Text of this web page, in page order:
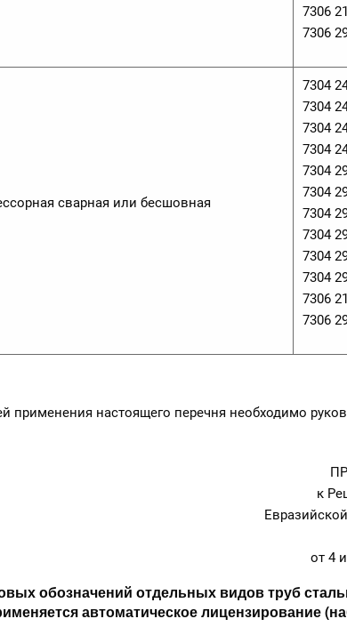
7306
7306
сварная или бесшовная
7304
7304
7304
7304
7304
7304
7304
7304
7304
7304
7306
7306
настоящего перечня необходимо
к
от 4
обозначений отдельных видов труб
автоматическое лицензирование